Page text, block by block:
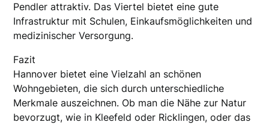
Pendler attraktiv. Das Viertel bietet eine gute
Infrastruktur mit Schulen, Einkaufsmöglichkeiten und
medizinischer Versorgung.
Fazit
Hannover bietet eine Vielzahl an schönen
Wohngebieten, die sich durch unterschiedliche
Merkmale auszeichnen. Ob man die Nähe zur Natur
bevorzugt, wie in Kleefeld oder Ricklingen, oder das